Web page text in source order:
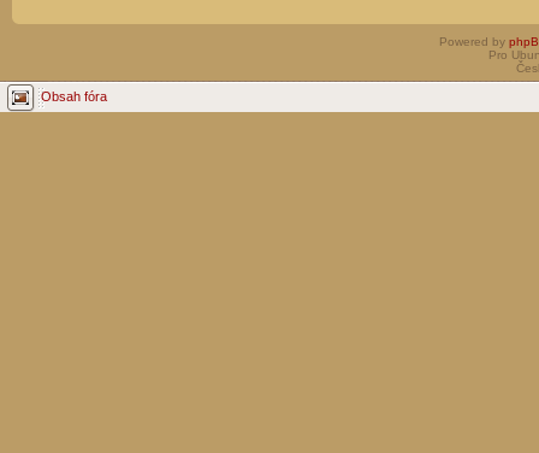
Powered by
Pro
Obsah fóra